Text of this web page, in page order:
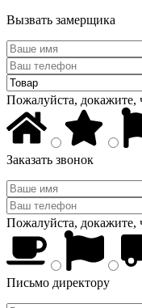
Вызвать замерщика
Пожалуйста, докажите,
Заказать звонок
Пожалуйста, докажите,
Письмо директору